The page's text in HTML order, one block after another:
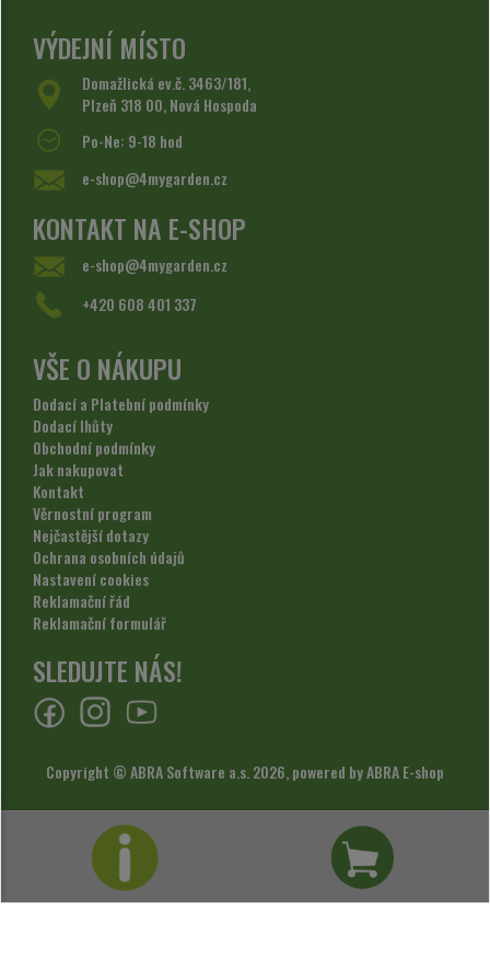
VÝDEJNÍ MÍSTO
Domažlická ev.č. 3463/181,
Plzeň 318 00, Nová Hospoda
Po-Ne: 9-18 hod
e-shop@4mygarden.cz
KONTAKT NA E-SHOP
e-shop@4mygarden.cz
+420 608 401 337
VŠE O NÁKUPU
Dodací a Platební podmínky
Dodací lhůty
Obchodní podmínky
Jak nakupovat
Kontakt
Věrnostní program
Nejčastější dotazy
Ochrana osobních údajů
Nastavení cookies
Reklamační řád
Reklamační formulář
SLEDUJTE NÁS!
Copyright © ABRA Software a.s. 2026,powered by ABRA E-shop